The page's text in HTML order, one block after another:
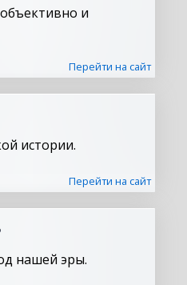
и
Перейти на сайт
истории.
Перейти на сайт
нашей эры.